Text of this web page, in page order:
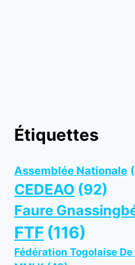
Étiquettes
Assemblée Nationale
CEDEAO (92)
Faure
FTF (116)
Fédération Togolaise